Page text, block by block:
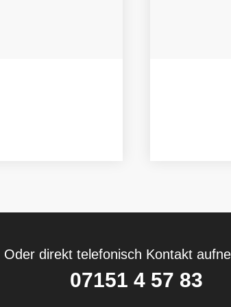
Oder direkt telefonisch Kontakt
07151 4 57 83